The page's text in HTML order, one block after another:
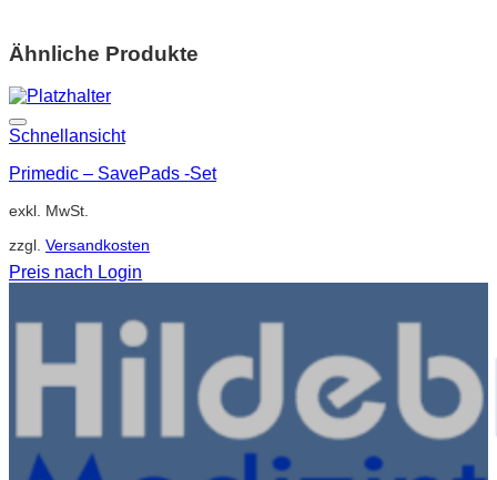
Ähnliche Produkte
Schnellansicht
Primedic – SavePads -Set
exkl. MwSt.
zzgl. Versandkosten
Preis nach Login